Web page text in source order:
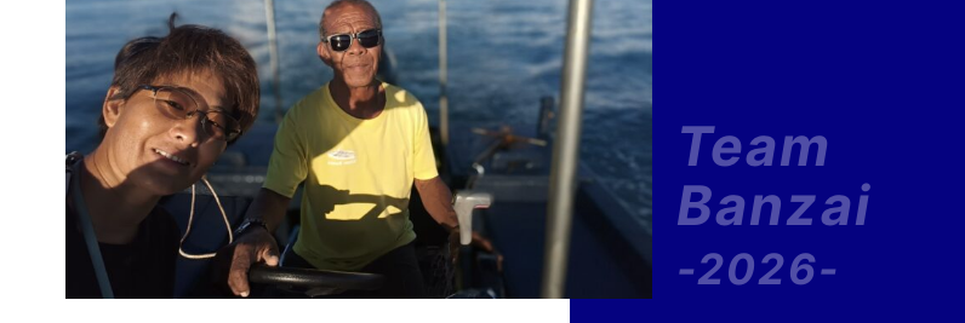
Team
Banzai
-2026-